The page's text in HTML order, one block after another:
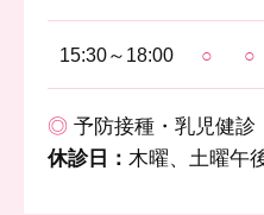
15:30～18:00 ○ ○
◎ 予防接種・乳児健診
休診日： 木曜、土曜午